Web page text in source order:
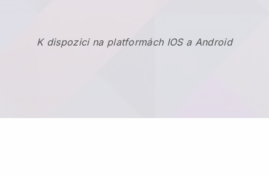
K dispozici na platformách IOS a Android